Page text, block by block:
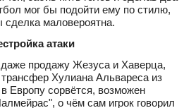
мог бы подойти ему по стилю,
сделка маловероятна.
атаки
продажу Жезуса и Хаверца,
Хулиана Альвареса из
Европу сорвётся, возможен
о чём сам игрок говорил